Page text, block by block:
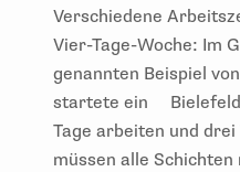
Verschiedene
Vier-Tage-Woche: Im
genannten Beispiel
startete ein Bielefeld
Tage arbeiten und
müssen alle